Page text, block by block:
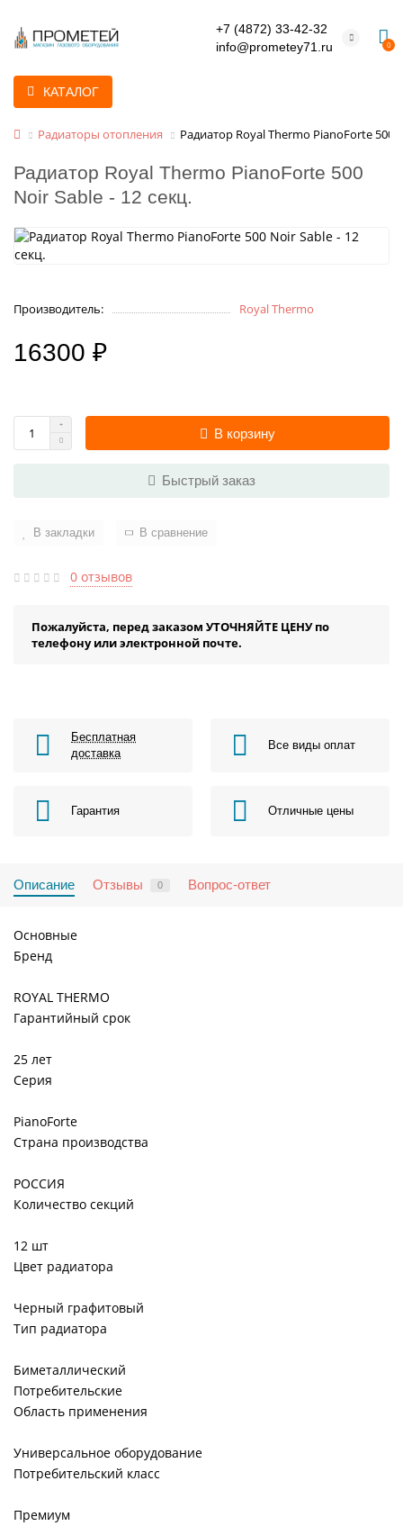
+7 (4872) 33-42-32
info@prometey71.ru
0
КАТАЛОГ
Радиаторы отопления Радиатор Royal Thermo PianoForte 500
Радиатор Royal Thermo PianoForte 500
Noir Sable - 12 секц.
Производитель: Royal Thermo
16300 ₽
В корзину
Быстрый заказ
В закладки В сравнение
0 отзывов
Пожалуйста, перед заказом УТОЧНЯЙТЕ ЦЕНУ по
телефону или электронной почте.
Бесплатная
доставка
Все виды оплат
Гарантия Отличные цены
Описание Отзывы 0 Вопрос-ответ
Основные
Бренд
ROYAL THERMO
Гарантийный срок
25 лет
Серия
PianoForte
Страна производства
РОССИЯ
Количество секций
12 шт
Цвет радиатора
Черный графитовый
Тип радиатора
Биметаллический
Потребительские
Область применения
Универсальное оборудование
Потребительский класс
Премиум